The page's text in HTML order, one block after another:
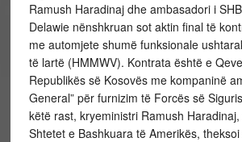
Ramush Haradinaj dhe ambasadori i
Delawie nënshkruan sot aktin final të
me automjete shumë funksionale
të lartë (HMMWV). Kontrata është e
Republikës së Kosovës me kompaninë
General” për furnizim të Forcës së
këtë rast, kryeministri Ramush
Shtetet e Bashkuara të Amerikës,